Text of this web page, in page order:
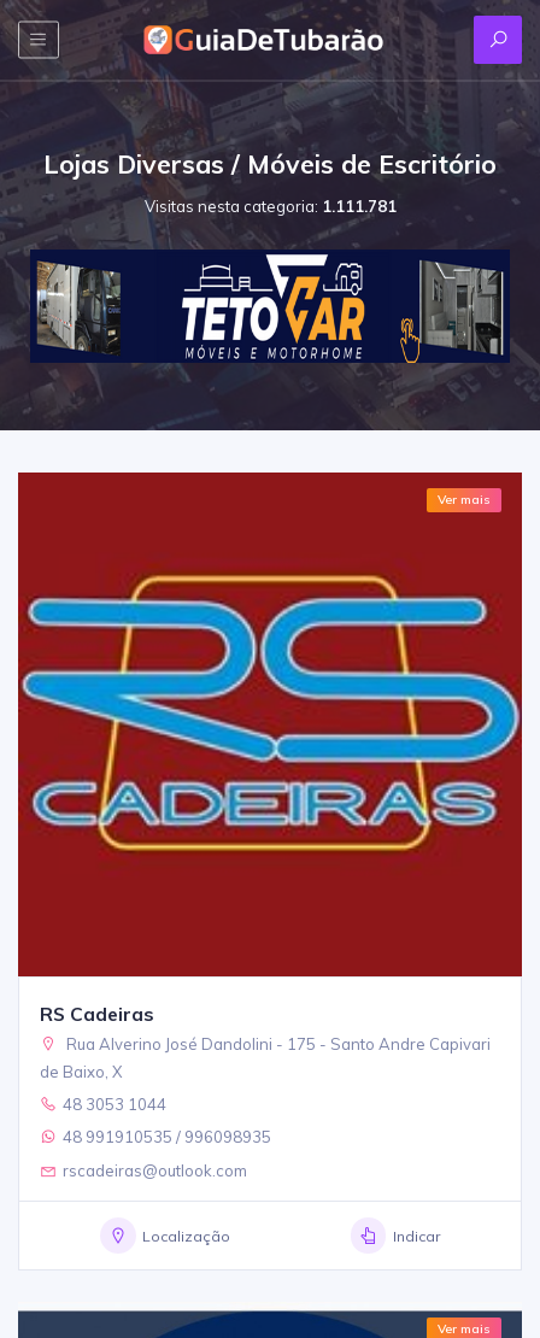
Lojas Diversas / Móveis de Escritório
Visitas nesta categoria: 1.111.781
Ver mais
RS Cadeiras
Rua Alverino José Dandolini - 175 - Santo Andre Capivari
de Baixo, X
48 3053 1044
48 991910535 / 996098935
rscadeiras@outlook.com
Localização Indicar
Ver mais